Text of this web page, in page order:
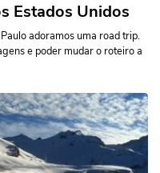
Estados Unidos
adoramos uma road trip.
e poder mudar o roteiro a